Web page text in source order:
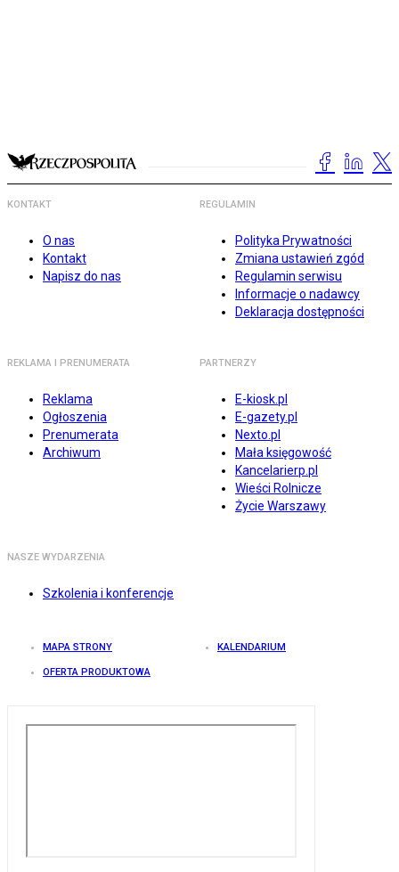
KONTAKT
O nas
Kontakt
Napisz do nas
REGULAMIN
Polityka Prywatności
Zmiana ustawień zgód
Regulamin serwisu
Informacje o nadawcy
Deklaracja dostępności
REKLAMA I PRENUMERATA
Reklama
Ogłoszenia
Prenumerata
Archiwum
PARTNERZY
E-kiosk.pl
E-gazety.pl
Nexto.pl
Mała księgowość
Kancelarierp.pl
Wieści Rolnicze
Życie Warszawy
NASZE WYDARZENIA
Szkolenia i konferencje
MAPA STRONY KALENDARIUM
OFERTA PRODUKTOWA